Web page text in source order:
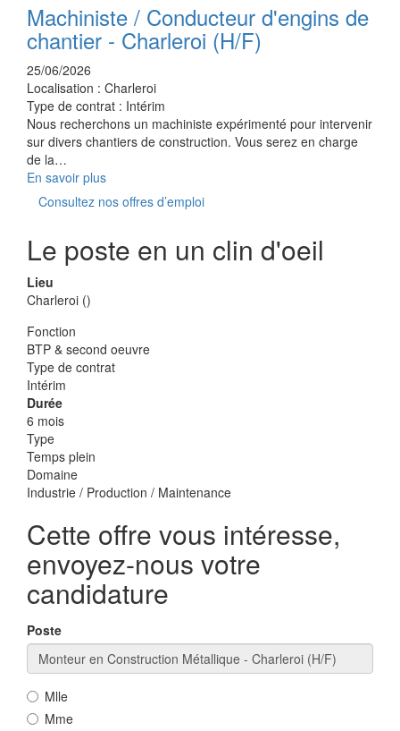
Machiniste / Conducteur d'engins de
chantier - Charleroi (H/F)
25/06/2026
Localisation : Charleroi
Type de contrat : Intérim
Nous recherchons un machiniste expérimenté pour intervenir
sur divers chantiers de construction. Vous serez en charge
de la…
En savoir plus
Consultez nos offres d’emploi
Le poste en un clin d'oeil
Lieu
Charleroi ()
Fonction
BTP & second oeuvre
Type de contrat
Intérim
Durée
6 mois
Type
Temps plein
Domaine
Industrie / Production / Maintenance
Cette offre vous intéresse,
envoyez-nous votre
candidature
Poste
Mlle
Mme